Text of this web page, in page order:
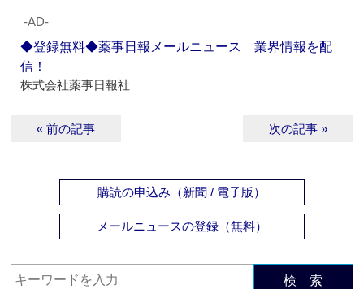
‐AD‐
◆登録無料◆薬事日報メールニュース 業界情報を配
信！
株式会社薬事日報社
« 前の記事 次の記事 »
購読の申込み（新聞 / 電子版）
メールニュースの登録（無料）
検 索